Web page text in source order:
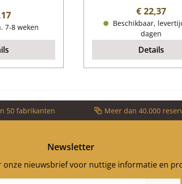
prijs:
7-8 weken
Normale
€ 22,37
Beschikbaar,
dagen
Details
50 fabrikanten Meer dan 40.000
Newsletter
onze nieuwsbrief voor nuttige informatie en